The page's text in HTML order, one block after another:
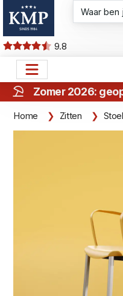
9.8
Zomer 2026:
Home Zitten